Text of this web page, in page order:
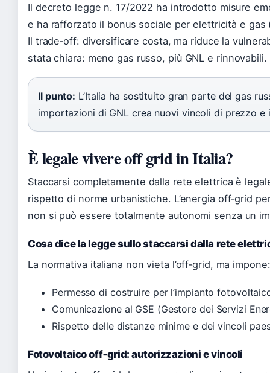
Il decreto legge n. 17/2022 ha introdotto misure
e ha rafforzato il bonus sociale per elettricità e gas
Il trade‑off: diversificare costa, ma riduce la
stata chiara: meno gas russo, più GNL e rinnovabili.
Il punto: L’Italia ha sostituito gran parte del gas
importazioni di GNL crea nuovi vincoli di prezzo e
È legale vivere off grid in Italia?
Staccarsi completamente dalla rete elettrica è
rispetto di norme urbanistiche. L’energia off‑grid
non si può essere totalmente autonomi senza un
Cosa dice la legge sullo staccarsi dalla rete
La normativa italiana non vieta l’off‑grid, ma impone:
Permesso di costruire per l’impianto
Comunicazione al GSE (Gestore dei Servizi
Rispetto delle distanze minime e dei vincoli
Fotovoltaico off‑grid: autorizzazioni e vincoli